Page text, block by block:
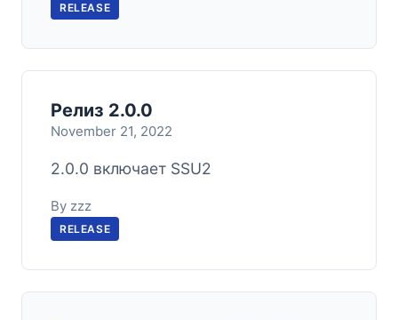
RELEASE
Релиз 2.0.0
November 21, 2022
2.0.0 включает SSU2
By zzz
RELEASE